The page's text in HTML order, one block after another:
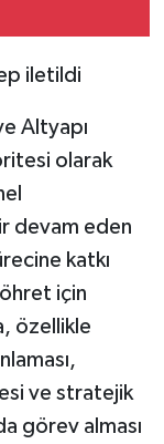
iletildi
Altyapı
olarak
devam eden
katkı
için
özellikle
ve stratejik
görev alması